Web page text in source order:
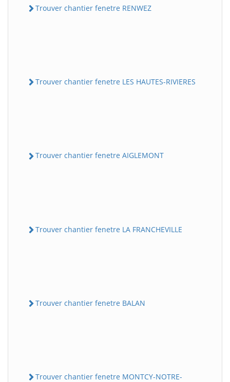
Trouver chantier fenetre RENWEZ
Trouver chantier fenetre LES HAUTES-RIVIERES
Trouver chantier fenetre AIGLEMONT
Trouver chantier fenetre LA FRANCHEVILLE
Trouver chantier fenetre BALAN
Trouver chantier fenetre MONTCY-NOTRE-